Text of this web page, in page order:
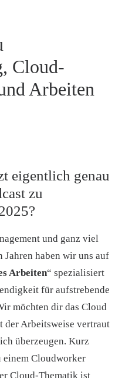
Cloud-
Arbeiten
eigentlich genau
zu
und ganz viel
Jahren haben wir uns auf
Arbeiten“ spezialisiert
für aufstrebende
möchten dir das Cloud
Arbeitsweise vertraut
überzeugen. Kurz
einem Cloudworker
Cloud-Thematik ist